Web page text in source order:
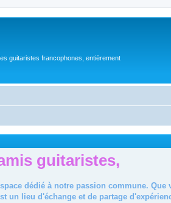
guitaristes francophones, entièrement
guitaristes,
dédié à notre passion commune. Que
un lieu d'échange et de partage